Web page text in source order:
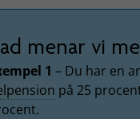
menar vi
1 – Du har en
på 25